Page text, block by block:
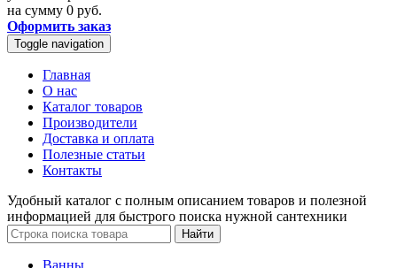
на сумму 0 руб.
Оформить заказ
Toggle navigation
Главная
О нас
Каталог товаров
Производители
Доставка и оплата
Полезные статьи
Контакты
Удобный каталог с полным описанием товаров и полезной
информацией для быстрого поиска нужной сантехники
Ванны